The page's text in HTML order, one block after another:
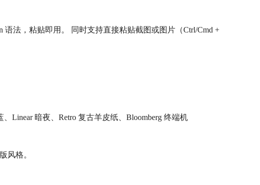
法，粘贴即用。 同时支持直接粘贴截图或图片（Ctrl/Cmd +
Linear 暗夜、Retro 复古羊皮纸、Bloomberg 终端机
风格。